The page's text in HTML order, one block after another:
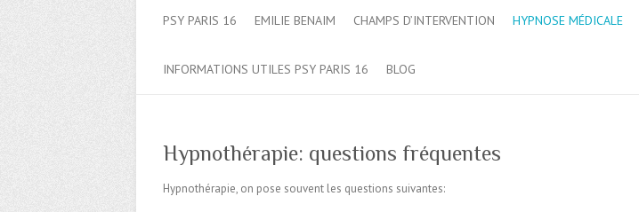
PSY PARIS 16 EMILIE BENAIM CHAMPS D’INTERVENTION HYPNOSE MÉDICALE
INFORMATIONS UTILES PSY PARIS 16 BLOG
Hypnothérapie: questions fréquentes
Hypnothérapie, on pose souvent les questions suivantes: